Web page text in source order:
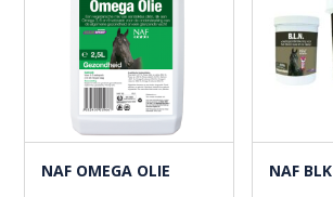
NAF OMEGA OLIE NAF BLK